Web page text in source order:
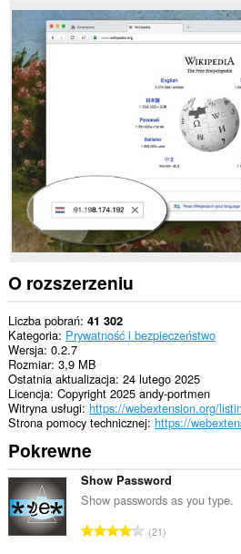
uzyskać
dostęp
do
Twoich
danych
na
wszystkich
witrynach.
O rozszerzeniu
Liczba pobrań 41 302
Kategoria Prywatność i bezpieczeństwo
Wersja 0.2.7
Rozmiar 3,9 MB
Ostatnia aktualizacja 24 lutego 2025
Licencja Copyright 2025 andy-portmen
Witryna usługi
Strona pomocy technicznej
Pokrewne
Show Password
Show passwords as you type.
C21